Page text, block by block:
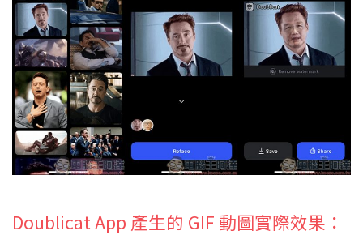
Doublicat App 產生的 GIF 動圖實際效果：